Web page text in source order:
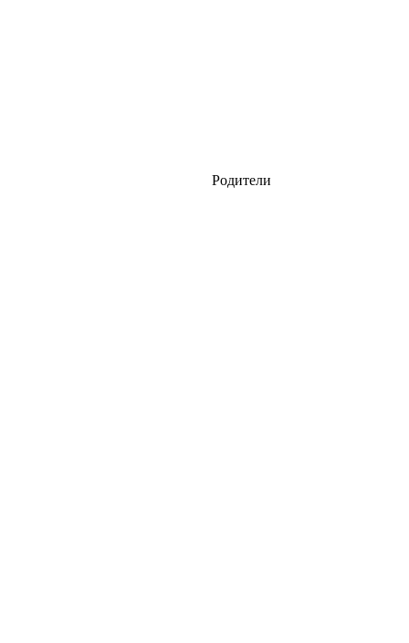
Родители